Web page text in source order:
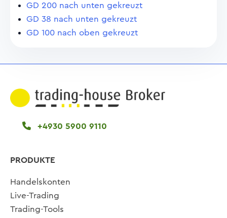
GD 200 nach unten gekreuzt
GD 38 nach unten gekreuzt
GD 100 nach oben gekreuzt
+4930 5900 9110
PRODUKTE
Handelskonten
Live-Trading
Trading-Tools